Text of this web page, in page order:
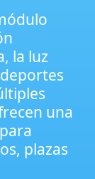
la luz
una
plazas